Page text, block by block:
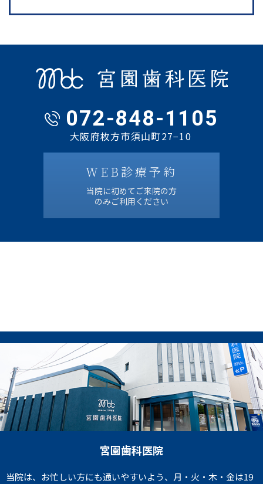
072-848-1105
大阪府枚方市須山町27−10
WEB診療予約
当院に初めてご来院の方
のみご利用ください
宮園歯科医院
当院は、お忙しい方にも通いやすいよう、月・火・木・金は19